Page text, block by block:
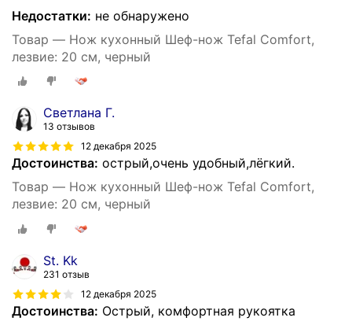
Недостатки: не обнаружено
Товар — Нож кухонный Шеф-нож Tefal Comfort,
лезвие: 20 см, черный
Светлана Г.
13 отзывов
12 декабря 2025
Достоинства: острый,очень удобный,лёгкий.
Товар — Нож кухонный Шеф-нож Tefal Comfort,
лезвие: 20 см, черный
St. Kk
231 отзыв
12 декабря 2025
Достоинства: Острый, комфортная рукоятка